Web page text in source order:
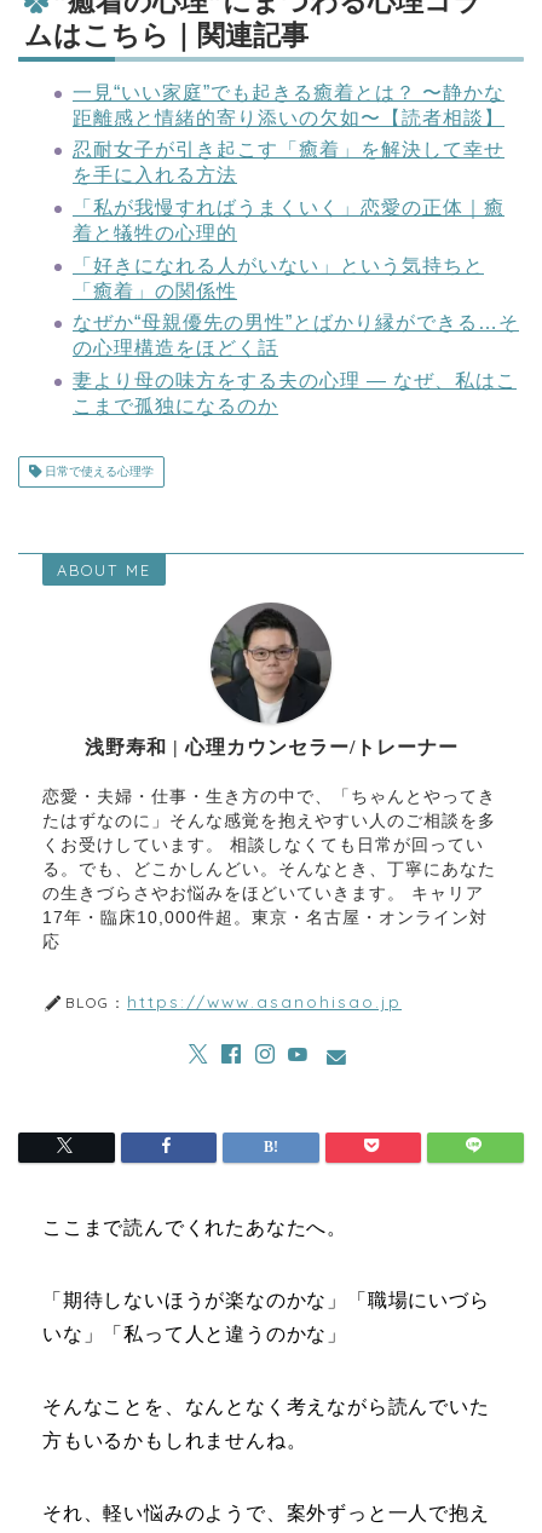
ムはこちら｜関連記事
一見“いい家庭”でも起きる癒着とは？ 〜静かな
距離感と情緒的寄り添いの欠如〜【読者相談】
忍耐女子が引き起こす「癒着」を解決して幸せ
を手に入れる方法
「私が我慢すればうまくいく」恋愛の正体｜癒
着と犠牲の心理的
「好きになれる人がいない」という気持ちと
「癒着」の関係性
なぜか“母親優先の男性”とばかり縁ができる…そ
の心理構造をほどく話
妻より母の味方をする夫の心理 ― なぜ、私はこ
こまで孤独になるのか
日常で使える心理学
ABOUT ME
浅野寿和 | 心理カウンセラー/トレーナー
恋愛・夫婦・仕事・生き方の中で、「ちゃんとやってき
たはずなのに」そんな感覚を抱えやすい人のご相談を多
くお受けしています。 相談しなくても日常が回ってい
る。でも、どこかしんどい。そんなとき、丁寧にあなた
の生きづらさやお悩みをほどいていきます。 キャリア
17年・臨床10,000件超。東京・名古屋・オンライン対
応
BLOG： https://www.asanohisao.jp
ここまで読んでくれたあなたへ。
「期待しないほうが楽なのかな」「職場にいづら
いな」「私って人と違うのかな」
そんなことを、なんとなく考えながら読んでいた
方もいるかもしれませんね。
それ、軽い悩みのようで、案外ずっと一人で抱え